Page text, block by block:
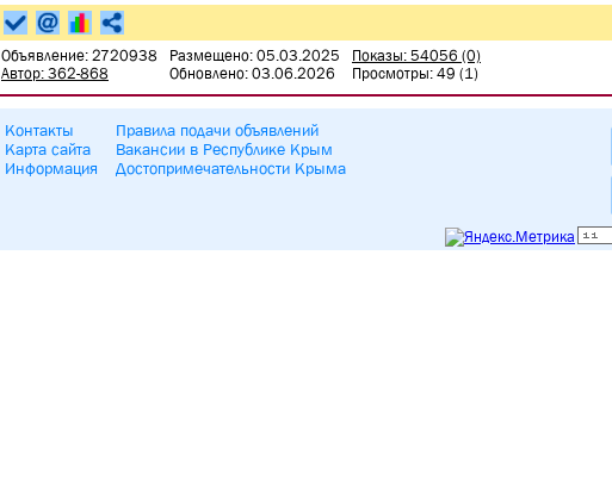
Объявление: 2720938
Автор: 362-868
Размещено: 05.03.2025
Обновлено: 03.06.2026
Показы: 54056 (0)
Просмотры: 49 (1)
Контакты
Карта сайта
Информация
Правила подачи объявлений
Вакансии в Республике Крым
Достопримечательности Крыма